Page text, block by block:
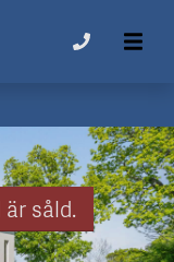
såld.